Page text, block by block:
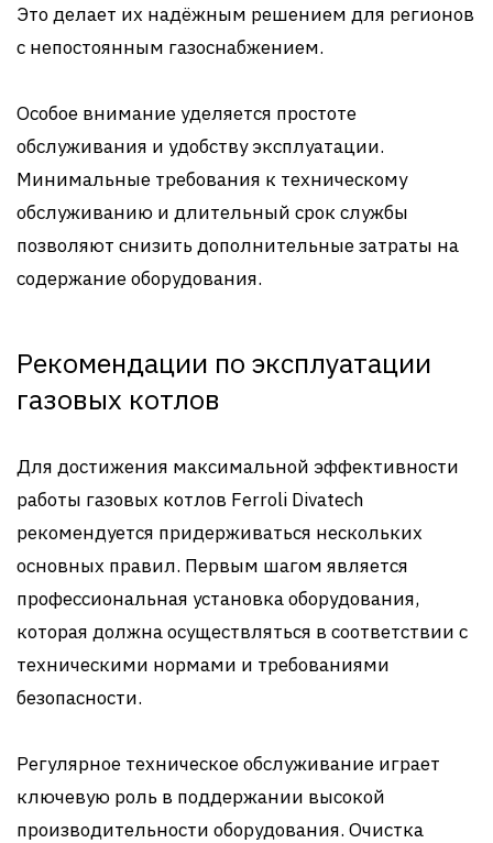
Это делает их надёжным решением для регионов
с непостоянным газоснабжением.
Особое внимание уделяется простоте
обслуживания и удобству эксплуатации.
Минимальные требования к техническому
обслуживанию и длительный срок службы
позволяют снизить дополнительные затраты на
содержание оборудования.
Рекомендации по эксплуатации
газовых котлов
Для достижения максимальной эффективности
работы газовых котлов Ferroli Divatech
рекомендуется придерживаться нескольких
основных правил. Первым шагом является
профессиональная установка оборудования,
которая должна осуществляться в соответствии с
техническими нормами и требованиями
безопасности.
Регулярное техническое обслуживание играет
ключевую роль в поддержании высокой
производительности оборудования. Очистка